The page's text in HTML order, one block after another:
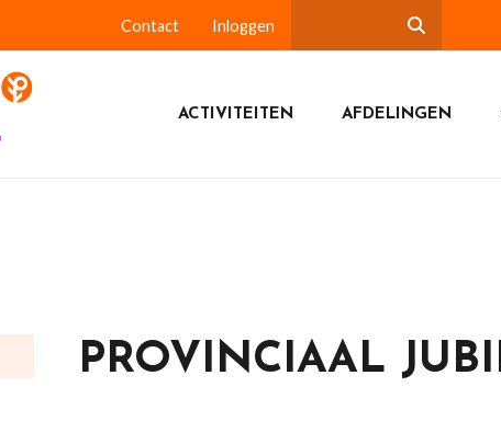
Contact Inloggen
ACTIVITEITEN AFDELINGEN
PROVINCIAAL